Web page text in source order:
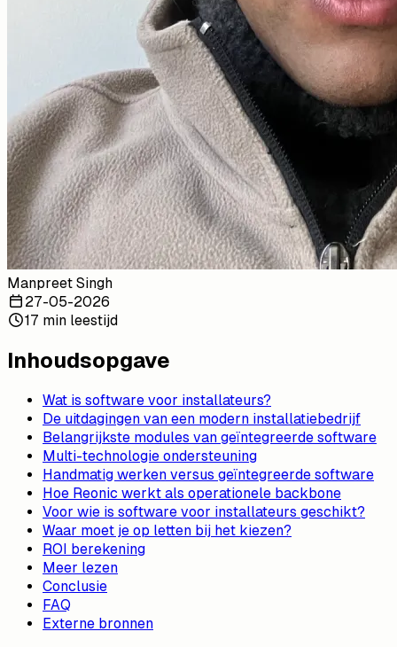
Manpreet Singh
27-05-2026
17 min leestijd
Inhoudsopgave
Wat is software voor installateurs?
De uitdagingen van een modern installatiebedrijf
Belangrijkste modules van geïntegreerde software
Multi-technologie ondersteuning
Handmatig werken versus geïntegreerde software
Hoe Reonic werkt als operationele backbone
Voor wie is software voor installateurs geschikt?
Waar moet je op letten bij het kiezen?
ROI berekening
Meer lezen
Conclusie
FAQ
Externe bronnen